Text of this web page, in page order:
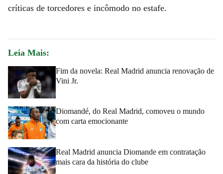
críticas de torcedores e incômodo no estafe.
Leia Mais:
Fim da novela: Real Madrid anuncia renovação de
Vini Jr.
Diomandé, do Real Madrid, comoveu o mundo
com carta emocionante
Real Madrid anuncia Diomande em contratação
mais cara da história do clube